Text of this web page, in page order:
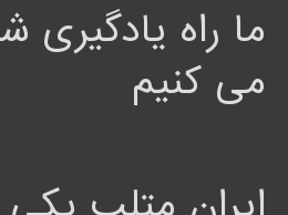
ما راه یادگیری
می کنیم